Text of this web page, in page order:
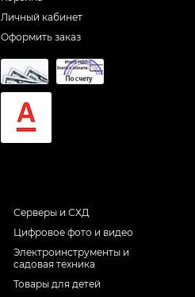
Личный кабинет
Оформить заказ
Серверы и СХД
Цифровое фото и видео
Электроинструменты и
садовая техника
Товары для детей